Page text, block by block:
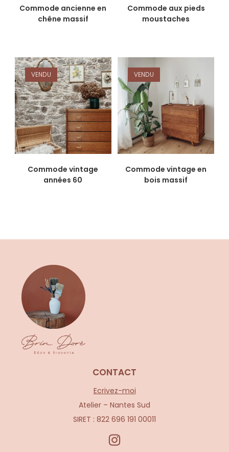
Commode ancienne en
chêne massif
Commode aux pieds
moustaches
VENDU
Commode vintage
années 60
VENDU
Commode vintage en
bois massif
CONTACT
Ecrivez-moi
Atelier – Nantes Sud
SIRET : 822 696 191 00011